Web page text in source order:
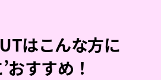
はこんな方に
おすすめ！